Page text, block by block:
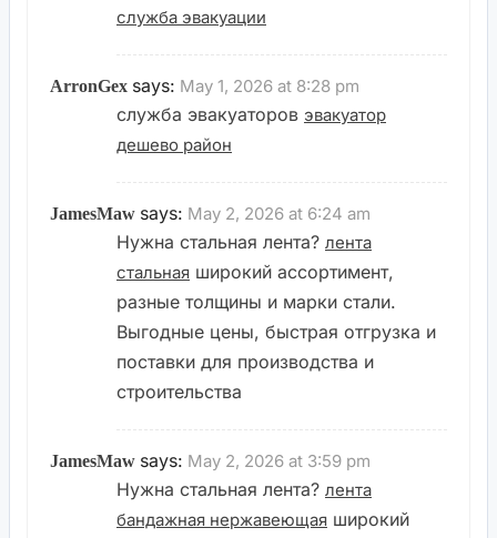
служба эвакуации
ArronGex says: May 1, 2026 at 8:28 pm
служба эвакуаторов эвакуатор
дешево район
JamesMaw says: May 2, 2026 at 6:24 am
Нужна стальная лента? лента
стальная широкий ассортимент,
разные толщины и марки стали.
Выгодные цены, быстрая отгрузка и
поставки для производства и
строительства
JamesMaw says: May 2, 2026 at 3:59 pm
Нужна стальная лента? лента
бандажная нержавеющая широкий